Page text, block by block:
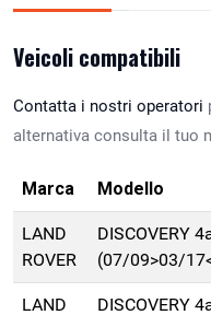
Veicoli compatibili
Contatta i nostri operatori
alternativa consulta il tuo
Marca Modello
LAND
ROVER
DISCOVERY
(07/09>03/
LAND
DISCOVERY